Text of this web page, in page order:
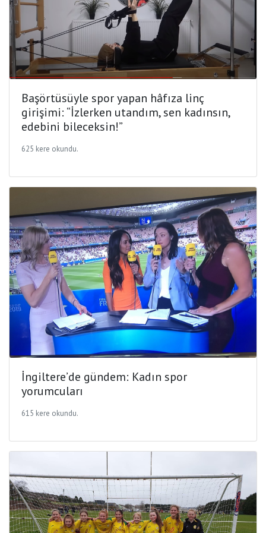
Başörtüsüyle spor yapan hâfıza linç
girişimi: “İzlerken utandım, sen kadınsın,
edebini bileceksin!”
625 kere okundu.
İngiltere’de gündem: Kadın spor
yorumcuları
615 kere okundu.